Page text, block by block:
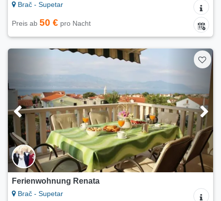
Brač - Supetar
Preis ab 50 € pro Nacht
Ferienwohnung Renata
Brač - Supetar